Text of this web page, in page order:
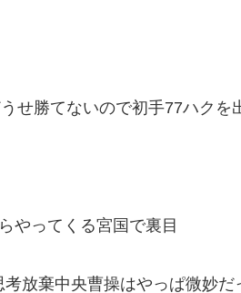
せ勝てないので初手77ハクを
やってくる宮国で裏目
放棄中央曹操はやっぱ微妙